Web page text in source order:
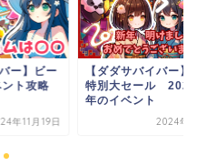
ー】ビー
ト攻略
年11月19日
【ダダサバイバー】
特別大セール
年のイベント
2024年1